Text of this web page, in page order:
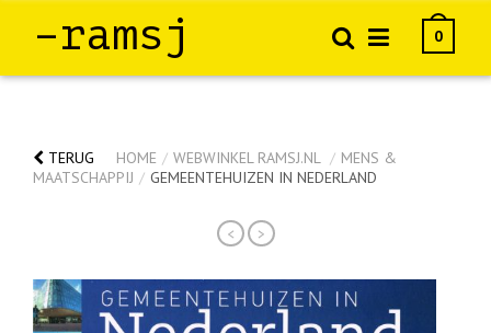
–ramsj 0
TERUG HOME / WEBWINKEL RAMSJ.NL / MENS &
MAATSCHAPPIJ / GEMEENTEHUIZEN IN NEDERLAND
< >